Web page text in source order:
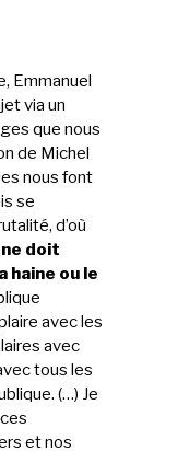
Emmanuel
via un
que nous
de Michel
nous font
se
d’où
doit
haine ou le
avec les
avec
tous les
(…) Je
et nos